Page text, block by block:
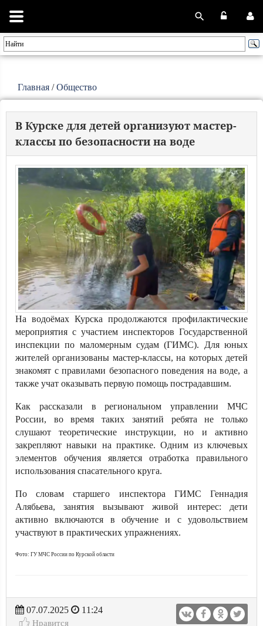
Главная /Общество
В Курске для детей организуют мастер-
классы по безопасности на воде
На водоёмах Курска продолжаются профилактические
мероприятия с участием инспекторов Государственной
инспекции по маломерным судам (ГИМС). Для юных
жителей организованы мастер-классы, на которых детей
знакомят с правилами безопасного поведения на воде, а
также учат оказывать первую помощь пострадавшим.
Как рассказали в региональном управлении МЧС
России, во время таких занятий ребята не только
слушают теоретические инструкции, но и активно
закрепляют навыки на практике. Одним из ключевых
элементов обучения является отработка правильного
использования спасательного круга.
По словам старшего инспектора ГИМС Геннадия
Алябьева, занятия вызывают живой интерес: дети
активно включаются в обучение и с удовольствием
участвуют в практических упражнениях.
Фото: ГУ МЧС России по Курской области
07.07.2025
11:24
Нравится